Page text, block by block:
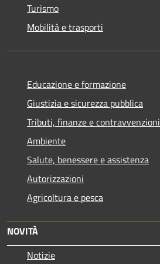
Turismo
Mobilità e trasporti
Educazione e formazione
Giustizia e sicurezza pubblica
Tributi, finanze e contravvenzioni
Ambiente
Salute, benessere e assistenza
Autorizzazioni
Agricoltura e pesca
NOVITÀ
Notizie